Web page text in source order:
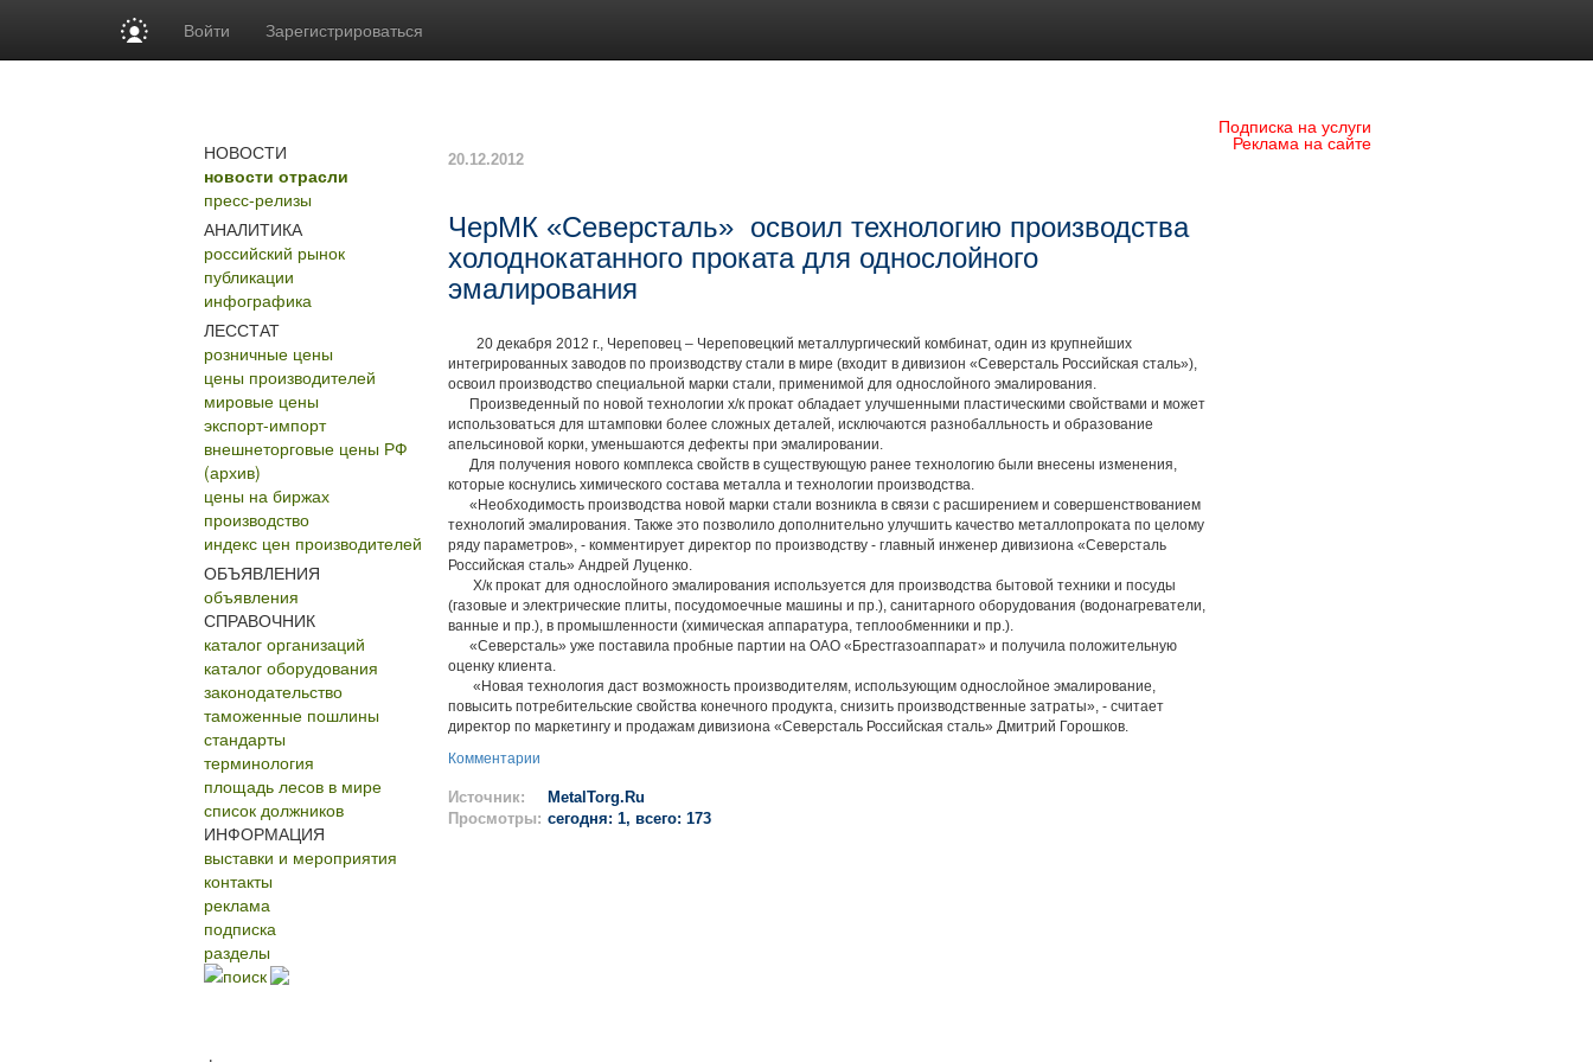
Войти Зарегистрироваться
НОВОСТИ
новости отрасли
пресс-релизы
АНАЛИТИКА
российский рынок
публикации
инфографика
ЛЕССТАТ
розничные цены
цены производителей
мировые цены
экспорт-импорт
внешнеторговые цены РФ
(архив)
цены на биржах
производство
индекс цен производителей
ОБЪЯВЛЕНИЯ
объявления
СПРАВОЧНИК
каталог организаций
каталог оборудования
законодательство
таможенные пошлины
стандарты
терминология
площадь лесов в мире
список должников
ИНФОРМАЦИЯ
выставки и мероприятия
контакты
реклама
подписка
разделы
поиск
Подписка на услуги
Реклама на сайте
20.12.2012
ЧерМК «Северсталь» освоил технологию производства
холоднокатанного проката для однослойного
эмалирования
20 декабря 2012 г., Череповец – Череповецкий металлургический комбинат, один из крупнейших
интегрированных заводов по производству стали в мире (входит в дивизион «Северсталь Российская сталь»),
освоил производство специальной марки стали, применимой для однослойного эмалирования.
Произведенный по новой технологии х/к прокат обладает улучшенными пластическими свойствами и может
использоваться для штамповки более сложных деталей, исключаются разнобалльность и образование
апельсиновой корки, уменьшаются дефекты при эмалировании.
Для получения нового комплекса свойств в существующую ранее технологию были внесены изменения,
которые коснулись химического состава металла и технологии производства.
«Необходимость производства новой марки стали возникла в связи с расширением и совершенствованием
технологий эмалирования. Также это позволило дополнительно улучшить качество металлопроката по целому
ряду параметров», - комментирует директор по производству - главный инженер дивизиона «Северсталь
Российская сталь» Андрей Луценко.
Х/к прокат для однослойного эмалирования используется для производства бытовой техники и посуды
(газовые и электрические плиты, посудомоечные машины и пр.), санитарного оборудования (водонагреватели,
ванные и пр.), в промышленности (химическая аппаратура, теплообменники и пр.).
«Северсталь» уже поставила пробные партии на ОАО «Брестгазоаппарат» и получила положительную
оценку клиента.
«Новая технология даст возможность производителям, использующим однослойное эмалирование,
повысить потребительские свойства конечного продукта, снизить производственные затраты», - считает
директор по маркетингу и продажам дивизиона «Северсталь Российская сталь» Дмитрий Горошков.
Комментарии
Источник:
MetalTorg.Ru
Просмотры: сегодня: 1, всего: 173